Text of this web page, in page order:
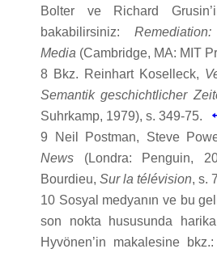
Bolter ve Richard
bakabilirsiniz:
Media (Cambridge, MA: MIT
8 Bkz. Reinhart Koselleck,
Semantik geschichtlicher
Suhrkamp, 1979), s. 349-75.
9 Neil Postman, Steve
News (Londra: Penguin,
Bourdieu, Sur la télévision, s.
10 Sosyal medyanın ve bu
son nokta hususunda
Hyvönen’in makalesine